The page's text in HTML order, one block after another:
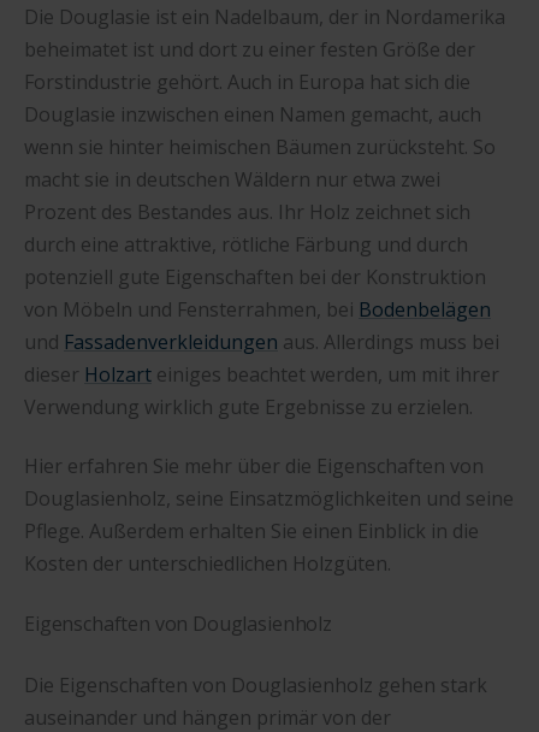
Die Douglasie ist ein Nadelbaum, der in Nordamerika
beheimatet ist und dort zu einer festen Größe der
Forstindustrie gehört. Auch in Europa hat sich die
Douglasie inzwischen einen Namen gemacht, auch
wenn sie hinter heimischen Bäumen zurücksteht. So
macht sie in deutschen Wäldern nur etwa zwei
Prozent des Bestandes aus. Ihr Holz zeichnet sich
durch eine attraktive, rötliche Färbung und durch
potenziell gute Eigenschaften bei der Konstruktion
von Möbeln und Fensterrahmen, bei Bodenbelägen
und Fassadenverkleidungen aus. Allerdings muss bei
dieser Holzart einiges beachtet werden, um mit ihrer
Verwendung wirklich gute Ergebnisse zu erzielen.
Hier erfahren Sie mehr über die Eigenschaften von
Douglasienholz, seine Einsatzmöglichkeiten und seine
Pflege. Außerdem erhalten Sie einen Einblick in die
Kosten der unterschiedlichen Holzgüten.
Eigenschaften von Douglasienholz
Die Eigenschaften von Douglasienholz gehen stark
auseinander und hängen primär von der